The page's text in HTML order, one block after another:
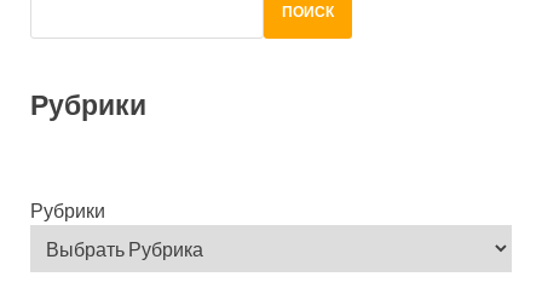
ПОИСК
Рубрики
Рубрики